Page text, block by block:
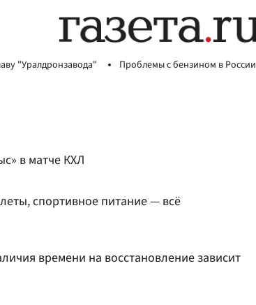
"Уралдронзавода" Проблемы с бензином в России
в матче КХЛ
спортивное питание — всё
времени на восстановление зависит